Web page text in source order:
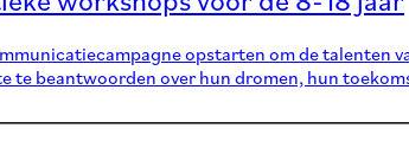
opstarten om de
beantwoorden over hun dromen, hun